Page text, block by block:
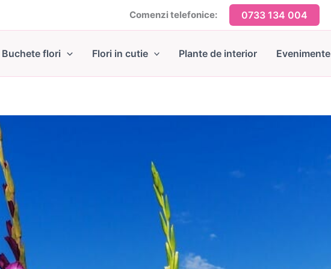
Comenzi telefonice: 0733 134 004
Buchete flori Flori in cutie Plante de interior Evenimente